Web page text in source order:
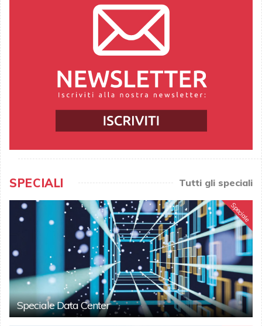
SPECIALI Tutti gli speciali
Speciale
Speciale Data Center